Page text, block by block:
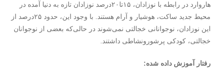
هاروارد در رابطه با نوزادان، ۱۵تا۲۰درصد نوزادان تازه به دنیا آمده در
محیط جدید ساکت‌، هوشیار و آرام هستند. با وجود این، حدود ۲۵درصد از
این نوزادان، نوجوانانی خجالتی نمی‌شوند‌ در حالی‌که بعضی از نوجوانان
خجالتی‌، کودکی پرشورونشاطی داشتند.
رفتار آموزش داده شده: